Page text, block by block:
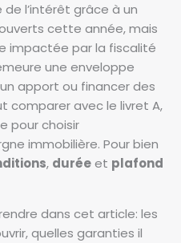
l’intérêt grâce à un
cette année, mais
impactée par la fiscalité
une enveloppe
apport ou financer des
comparer avec le livret A,
pour choisir
immobilière. Pour bien
, duréeet plafond
dans cet article: les
quelles garanties il